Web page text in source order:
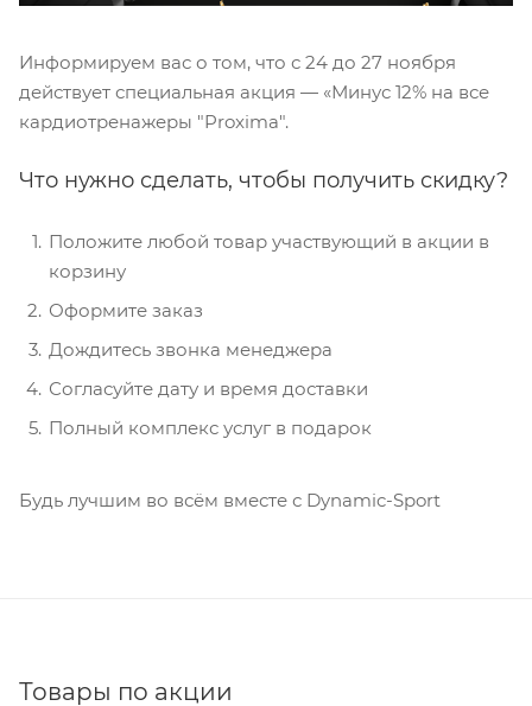
Информируем вас о том, что с 24 до 27 ноября
действует специальная акция — «Минус 12% на все
кардиотренажеры "Proxima".
Что нужно сделать, чтобы получить скидку?
Положите любой товар участвующий в акции в
корзину
Оформите заказ
Дождитесь звонка менеджера
Согласуйте дату и время доставки
Полный комплекс услуг в подарок
Будь лучшим во всём вместе с Dynamic-Sport
Товары по акции